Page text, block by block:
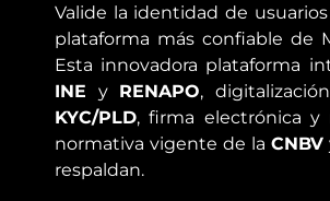
Valide la identidad de
plataforma más confiable de
Esta innovadora plataforma
INE y RENAPO,
KYC/PLD, firma electrónica y
normativa vigente de laCNBV
respaldan.